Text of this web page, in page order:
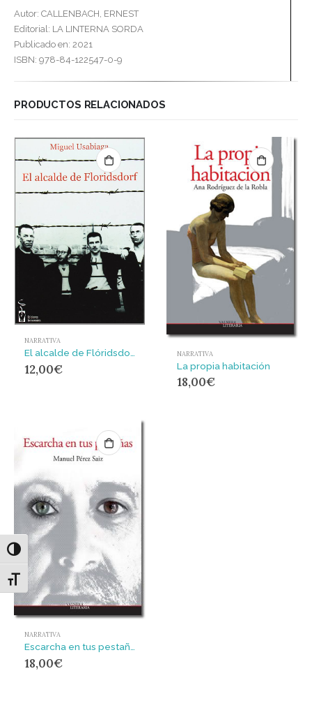
Alternar alto contraste
Alternar tamaño de letra
Autor: CALLENBACH, ERNEST
Editorial: LA LINTERNA SORDA
Publicado en: 2021
ISBN: 978-84-122547-0-9
PRODUCTOS RELACIONADOS
NARRATIVA
12,00€
NARRATIVA
La propia habitación
18,00€
NARRATIVA
18,00€